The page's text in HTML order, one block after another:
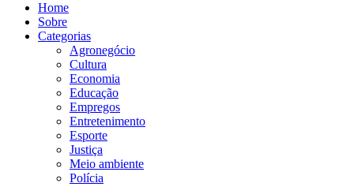
Home
Sobre
Categorias
Agronegócio
Cultura
Economia
Educação
Empregos
Entretenimento
Esporte
Justiça
Meio ambiente
Polícia